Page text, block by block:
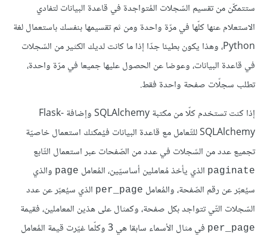
ستتمكّن من تقسيم السّجلات المُتواجدة في قاعدة البيانات لتفادي
الاستعلام عنها كلّها في مرّة واحدة ومن ثم تقسيمها بنفسك باستعمال لغة
Python، وهذا يكون بطيئا جدّا إذا ما كانت لديك الكثير من السّجلات
في قاعدة البيانات، وعوضا عن الحصول عليها جميعا في مرّة واحدة،
تطلب سجلّات صفحة واحدة فقط.
إذا كنت تستخدم كلّا من مكتبة SQLAlchemy وإضافة Flask-
SQLAlchemy للتّعامل مع قاعدة البيانات فيُمكنك استعمال خاصيّة
تجميع عدد من السّجلات في عدد من الصّفحات عبر استعمال التّابع
paginate الذي يأخذ مُعاملين أساسيّين، المُعامل page والذي
سيُعبّر عن رقم الصّفحة، والمُعامل per_page الذي سيُعبّر عن عدد
السّجلات التّي تتواجد بكل صفحة، وكمثال على هذين المعاملين، فقيمة
per_page في مثال الأسماء سابقا هي 3 وكلّما غيّرت قيمة المُعامل